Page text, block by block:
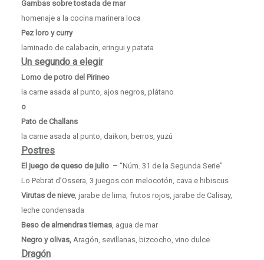
Gambas sobre tostada de mar
homenaje a la cocina marinera loca
Pez loro y curry
laminado de calabacín, eringui y patata
Un segundo a elegir
Lomo de potro del Pirineo
la carne asada al punto, ajos negros, plátano
o
Pato de Challans
la carne asada al punto, daikon, berros, yuzú
Postres
El juego de queso de julio – “Núm. 31 de la Segunda Serie”
Lo Pebrat d’Ossera, 3 juegos con melocotón, cava e hibiscus
Virutas de nieve, jarabe de lima, frutos rojos, jarabe de Calisay,
leche condensada
Beso de almendras tiernas, agua de mar
Negro y olivas,Aragón, sevillanas, bizcocho, vino dulce
Dragón